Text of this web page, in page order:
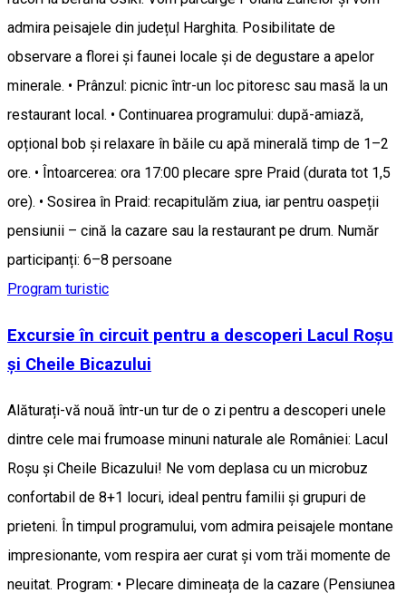
admira peisajele din județul Harghita. Posibilitate de
observare a florei și faunei locale și de degustare a apelor
minerale. • Prânzul: picnic într-un loc pitoresc sau masă la un
restaurant local. • Continuarea programului: după-amiază,
opțional bob și relaxare în băile cu apă minerală timp de 1–2
ore. • Întoarcerea: ora 17:00 plecare spre Praid (durata tot 1,5
ore). • Sosirea în Praid: recapitulăm ziua, iar pentru oaspeții
pensiunii – cină la cazare sau la restaurant pe drum. Număr
participanți: 6–8 persoane
Program turistic
Excursie în circuit pentru a descoperi Lacul Roșu
și Cheile Bicazului
Alăturați-vă nouă într-un tur de o zi pentru a descoperi unele
dintre cele mai frumoase minuni naturale ale României: Lacul
Roșu și Cheile Bicazului! Ne vom deplasa cu un microbuz
confortabil de 8+1 locuri, ideal pentru familii și grupuri de
prieteni. În timpul programului, vom admira peisajele montane
impresionante, vom respira aer curat și vom trăi momente de
neuitat. Program: • Plecare dimineața de la cazare (Pensiunea